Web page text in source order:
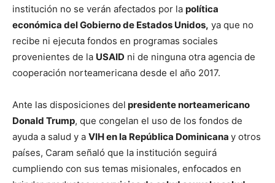
institución no se verán afectados por la política
económica del Gobierno de Estados Unidos, ya que no
recibe ni ejecuta fondos en programas sociales
provenientes de la USAID ni de ninguna otra agencia de
cooperación norteamericana desde el año 2017.
Ante las disposiciones del presidente norteamericano
Donald Trump, que congelan el uso de los fondos de
ayuda a salud y a VIH en la República Dominicana y otros
países, Caram señaló que la institución seguirá
cumpliendo con sus temas misionales, enfocados en